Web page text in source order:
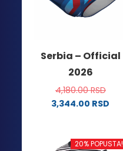
mogu
biti
stranici
proizvoda.
Serbia – Official
2026
4,180.00RSD
3,344.00 RSD
ima
20% POPUSTA!